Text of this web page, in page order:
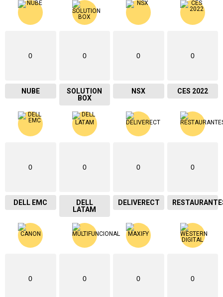
0
NUBE
0
SOLUTION
BOX
0
NSX
0
CES 2022
0
DELL EMC
0
DELL
LATAM
0
DELIVERECT
0
0 0 0 0